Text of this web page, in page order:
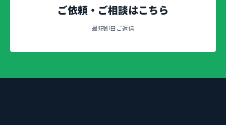
ご依頼・ご相談はこちら
最短即日ご返信